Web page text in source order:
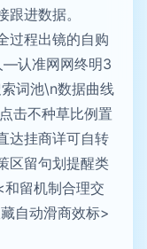
进数据。
过程出镜的自购
—认准网网终明3
词池\n数据曲线
击不种草比例置
达挂商详可自转
区留句划提醒类
留机制合理交
自动滑商效标>